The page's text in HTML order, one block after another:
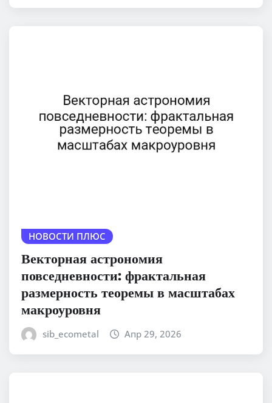
НОВОСТИ ПЛЮС
Векторная астрономия
повседневности: фрактальная
размерность теоремы в масштабах
макроуровня
sib_ecometal Апр 29, 2026